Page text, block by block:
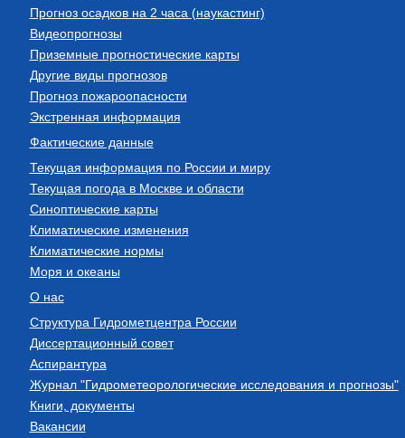
Прогноз осадков на 2 часа (наукастинг)
Видеопрогнозы
Приземные прогностические карты
Другие виды прогнозов
Прогноз пожароопасности
Экстренная информация
Фактические данные
Текущая информация по России и миру
Текущая погода в Москве и области
Синоптические карты
Климатические изменения
Климатические нормы
Моря и океаны
О нас
Структура Гидрометцентра России
Диссертационный совет
Аспирантура
Журнал "Гидрометеорологические исследования и прогнозы"
Книги, документы
Вакансии